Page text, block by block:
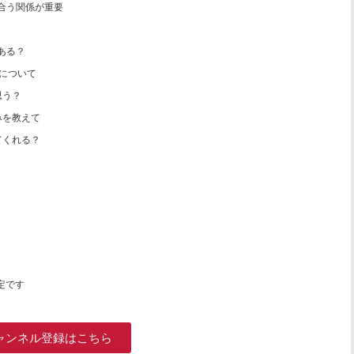
う関係が重要
る？
ついて
？
教えて
れる？
です
ンネル登録はこちら